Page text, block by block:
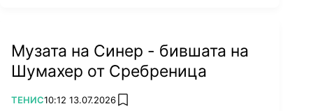
Музата на Синер - бившата на
Шумахер от Сребреница
ПОВЕЧЕ ОТ
ТЕНИС10:12 13.07.2026 add favorites